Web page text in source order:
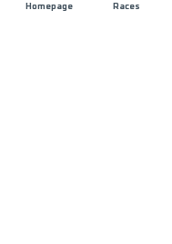
Homepage Races